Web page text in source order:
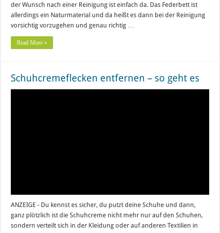
der Wunsch nach einer Reinigung ist einfach da. Das Federbett ist
allerdings ein Naturmaterial und da heißt es dann bei der Reinigung
vorsichtig vorzugehen und genau richtig …
Read More »
Schuhcremeflecken entfernen – so geht es
ANZEIGE - Du kennst es sicher, du putzt deine Schuhe und dann,
ganz plötzlich ist die Schuhcreme nicht mehr nur auf den Schuhen,
sondern verteilt sich in der Kleidung oder auf anderen Textilien in